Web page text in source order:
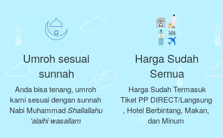
Umroh sesuai
sunnah​
Anda bisa tenang, umroh
kami sesuai dengan sunnah
Nabi MuhammadShallallahu
‘alaihi wasallam
Harga Sudah
Semua​
Harga Sudah Termasuk
Tiket PP DIRECT/Langsung
, Hotel Berbintang, Makan,
dan Minum